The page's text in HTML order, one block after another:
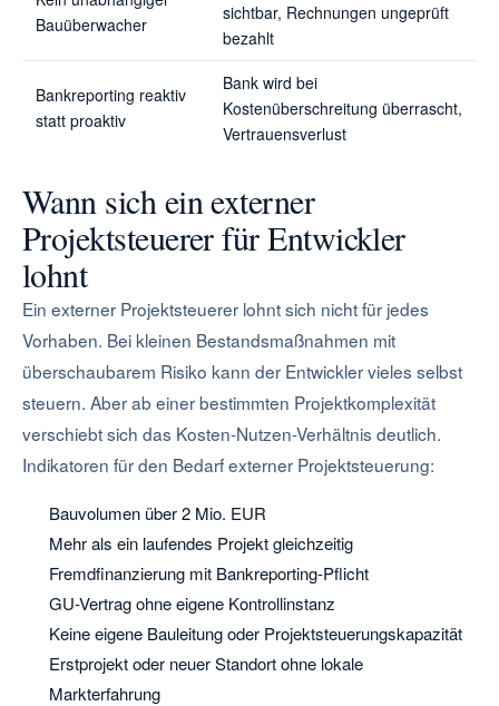
Bauüberwacher
sichtbar, Rechnungen ungeprüft
bezahlt
Bankreporting reaktiv
statt proaktiv
Bank wird bei
Kostenüberschreitung überrascht,
Vertrauensverlust
Wann sich ein externer
Projektsteuerer für Entwickler
lohnt
Ein externer Projektsteuerer lohnt sich nicht für jedes
Vorhaben. Bei kleinen Bestandsmaßnahmen mit
überschaubarem Risiko kann der Entwickler vieles selbst
steuern. Aber ab einer bestimmten Projektkomplexität
verschiebt sich das Kosten-Nutzen-Verhältnis deutlich.
Indikatoren für den Bedarf externer Projektsteuerung:
Bauvolumen über 2 Mio. EUR
Mehr als ein laufendes Projekt gleichzeitig
Fremdfinanzierung mit Bankreporting-Pflicht
GU-Vertrag ohne eigene Kontrollinstanz
Keine eigene Bauleitung oder Projektsteuerungskapazität
Erstprojekt oder neuer Standort ohne lokale
Markterfahrung